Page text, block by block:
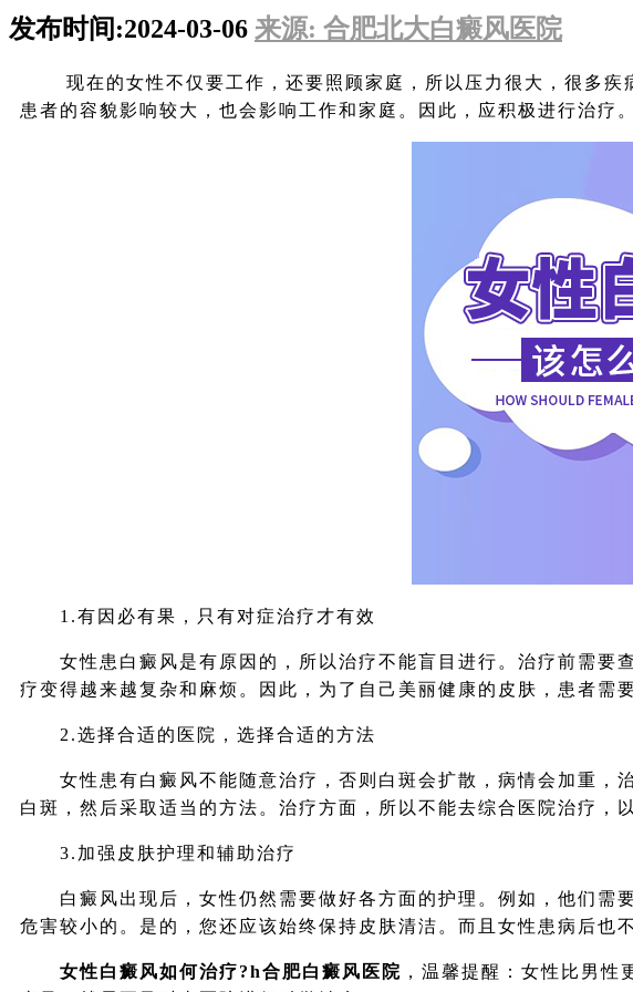
发布时间:2024-03-06 来源: 合肥北大白癜风医院
现在的女性不仅要工作，还要照顾家庭，所以压力很大，很多疾
患者的容貌影响较大，也会影响工作和家庭。因此，应积极进行治疗
1.有因必有果，只有对症治疗才有效
女性患白癜风是有原因的，所以治疗不能盲目进行。治疗前需要
疗变得越来越复杂和麻烦。因此，为了自己美丽健康的皮肤，患者需
2.选择合适的医院，选择合适的方法
女性患有白癜风不能随意治疗，否则白斑会扩散，病情会加重，
白斑，然后采取适当的方法。治疗方面，所以不能去综合医院治疗，
3.加强皮肤护理和辅助治疗
白癜风出现后，女性仍然需要做好各方面的护理。例如，他们需
危害较小的。是的，您还应该始终保持皮肤清洁。而且女性患病后也
女性白癜风如何治疗?h合肥白癜风医院 ，温馨提醒：女性比男